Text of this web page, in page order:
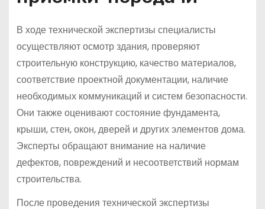
В ходе технической экспертизы специалисты
осуществляют осмотр здания, проверяют
строительную конструкцию, качество материалов,
соответствие проектной документации, наличие
необходимых коммуникаций и систем безопасности.
Они также оценивают состояние фундамента,
крыши, стен, окон, дверей и других элементов дома.
Эксперты обращают внимание на наличие
дефектов, повреждений и несоответствий нормам
строительства.
После проведения технической экспертизы